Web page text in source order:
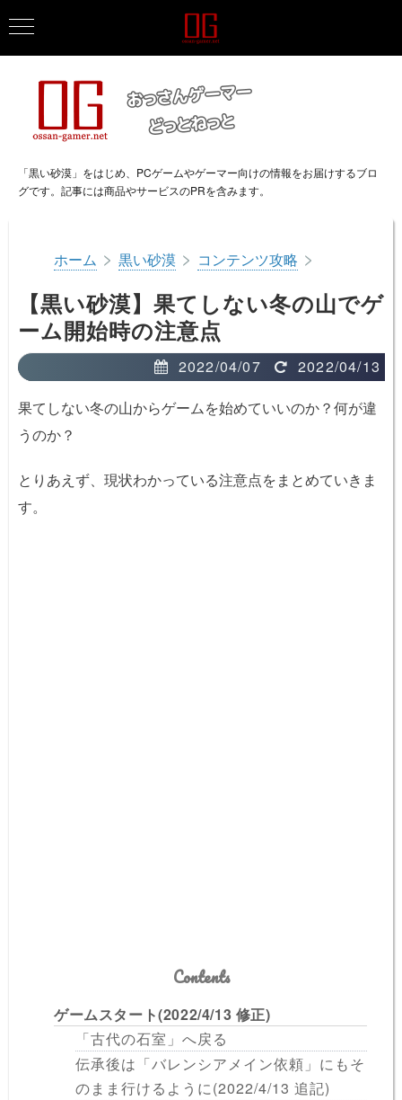
「黒い砂漠」をはじめ、PCゲームやゲーマー向けの情報をお届けするブロ
グです。記事には商品やサービスのPRを含みます。
ホーム > 黒い砂漠 > コンテンツ攻略 >
【黒い砂漠】果てしない冬の山でゲ
ーム開始時の注意点
2022/04/07
2022/04/13
果てしない冬の山からゲームを始めていいのか？何が違
うのか？
とりあえず、現状わかっている注意点をまとめていきま
す。
Contents
ゲームスタート(2022/4/13 修正)
「古代の石室」へ戻る
伝承後は「バレンシアメイン依頼」にもそ
のまま行けるように(2022/4/13 追記)